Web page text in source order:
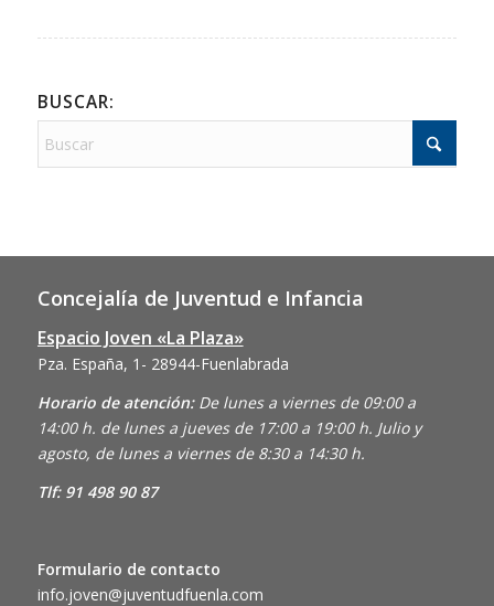
BUSCAR:
Concejalía de Juventud e Infancia
Espacio Joven «La Plaza»
Pza. España, 1- 28944-Fuenlabrada
Horario de atención: De lunes a viernes de 09:00 a
14:00 h. de lunes a jueves de 17:00 a 19:00 h. Julio y
agosto, de lunes a viernes de 8:30 a 14:30 h.
Tlf: 91 498 90 87
Formulario de contacto
info.joven@juventudfuenla.com